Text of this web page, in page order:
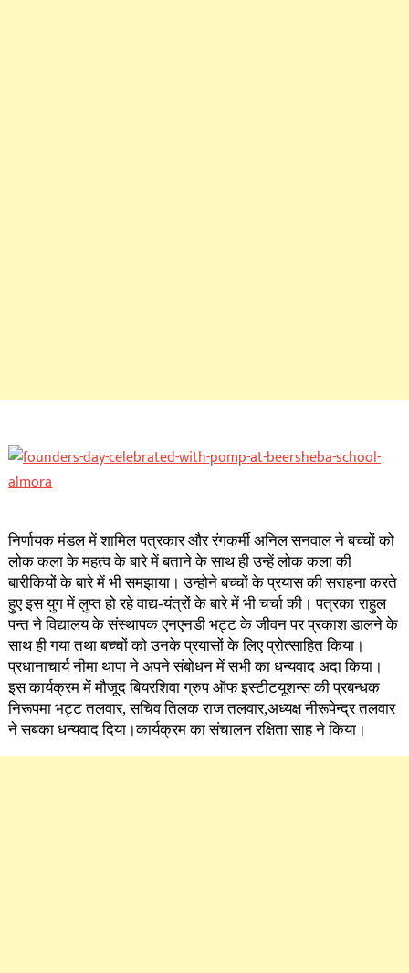
निर्णायक मंडल में शामिल पत्रकार और रंगकर्मी अनिल सनवाल ने बच्चों को
लोक कला के महत्व के बारे में बताने के साथ ही उन्हें लोक कला की
बारीकियों के बारे में भी समझाया। उन्होने बच्चों के प्रयास की सराहना करते
हुए इस युग में लुप्त हो रहे वाद्य-यंत्रों के बारे में भी चर्चा की।पत्रका राहुल
पन्त ने विद्यालय के संस्थापक एनएनडी भट्ट के जीवन पर प्रकाश डालने के
साथ ही गया तथा बच्चों को उनके प्रयासों के लिए प्रोत्साहित किया।
प्रधानाचार्य नीमा थापा ने अपने संबोधन में सभी का धन्यवाद अदा किया।
इस कार्यक्रम में मौजूद बियरशिवा ग्रुप ऑफ इस्टीटयूशन्स की प्रबन्धक
निरूपमा भट्ट तलवार, सचिव तिलक राज तलवार,अध्यक्ष नीरूपेन्द्र तलवार
ने सबका धन्यवाद दिया।कार्यक्रम का संचालन रक्षिता साह ने किया।